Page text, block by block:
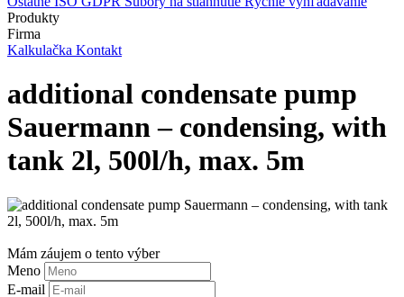
Produkty
Firma
Kalkulačka Kontakt
additional condensate pump
Sauermann – condensing, with
tank 2l, 500l/h, max. 5m
Mám záujem o tento výber
Meno
E-mail